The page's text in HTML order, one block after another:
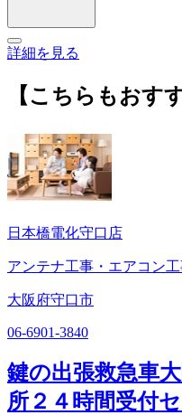
詳細を見る
【こちらもおす
日本橋電化守口店
アンテナ工事・エアコン
大阪府守口市
06-6901-3840
鍵の出張救急車
所２４時間受付